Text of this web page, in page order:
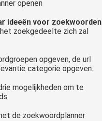
ideeën voor zoekwoorden
het zoekgedeelte zich zal
opgeven, de url
categorie opgeven.
mogelijkheden om te